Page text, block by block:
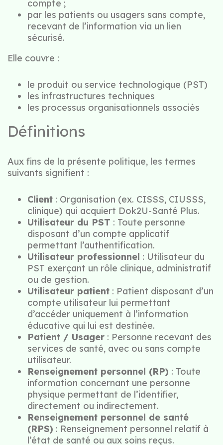
compte ;
par les patients ou usagers sans compte,
recevant de l’information via un lien
sécurisé.
Elle couvre :
le produit ou service technologique (PST)
les infrastructures techniques
les processus organisationnels associés
Définitions
Aux fins de la présente politique, les termes
suivants signifient :
Client : Organisation (ex. CISSS, CIUSSS,
clinique) qui acquiert Dok2U-Santé Plus.
Utilisateur du PST : Toute personne
disposant d’un compte applicatif
permettant l’authentification.
Utilisateur professionnel : Utilisateur du
PST exerçant un rôle clinique, administratif
ou de gestion.
Utilisateur patient : Patient disposant d’un
compte utilisateur lui permettant
d’accéder uniquement à l’information
éducative qui lui est destinée.
Patient / Usager : Personne recevant des
services de santé, avec ou sans compte
utilisateur.
Renseignement personnel (RP) : Toute
information concernant une personne
physique permettant de l’identifier,
directement ou indirectement.
Renseignement personnel de santé
(RPS) : Renseignement personnel relatif à
l’état de santé ou aux soins reçus.